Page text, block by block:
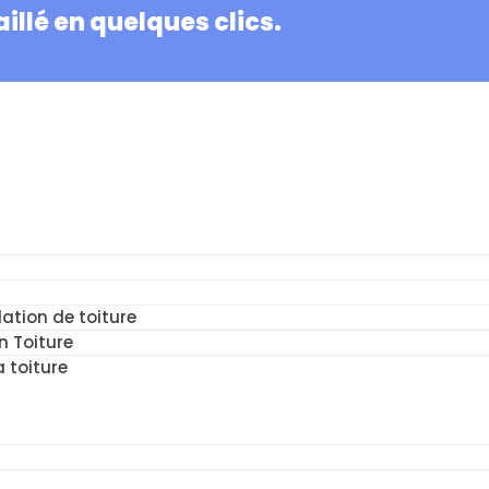
en quelques clics.
de toiture
Toiture
toiture